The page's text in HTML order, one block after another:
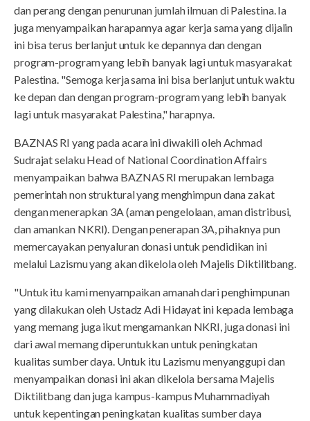
dan perang dengan penurunan jumlah ilmuan di Palestina. Ia
juga menyampaikan harapannya agar kerja sama yang dijalin
ini bisa terus berlanjut untuk ke depannya dan dengan
program-program yang lebih banyak lagi untuk masyarakat
Palestina. "Semoga kerja sama ini bisa berlanjut untuk waktu
ke depan dan dengan program-program yang lebih banyak
lagi untuk masyarakat Palestina," harapnya.
BAZNAS RI yang pada acara ini diwakili oleh Achmad
Sudrajat selaku Head of National Coordination Affairs
menyampaikan bahwa BAZNAS RI merupakan lembaga
pemerintah non struktural yang menghimpun dana zakat
dengan menerapkan 3A (aman pengelolaan, aman distribusi,
dan amankan NKRI). Dengan penerapan 3A, pihaknya pun
memercayakan penyaluran donasi untuk pendidikan ini
melalui Lazismu yang akan dikelola oleh Majelis Diktilitbang.
"Untuk itu kami menyampaikan amanah dari penghimpunan
yang dilakukan oleh Ustadz Adi Hidayat ini kepada lembaga
yang memang juga ikut mengamankan NKRI, juga donasi ini
dari awal memang diperuntukkan untuk peningkatan
kualitas sumber daya. Untuk itu Lazismu menyanggupi dan
menyampaikan donasi ini akan dikelola bersama Majelis
Diktilitbang dan juga kampus-kampus Muhammadiyah
untuk kepentingan peningkatan kualitas sumber daya